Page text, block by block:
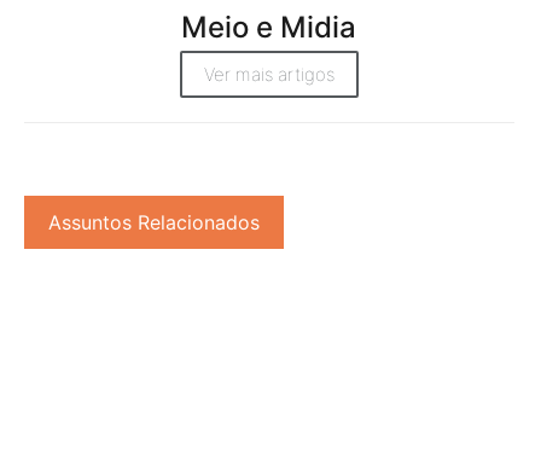
Meio e Midia
Ver mais artigos
Assuntos Relacionados